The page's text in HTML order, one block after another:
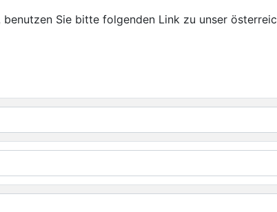
Sie bitte folgenden Link zu unser